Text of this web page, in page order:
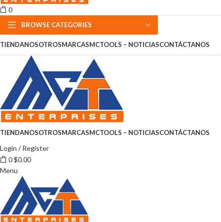
0
BROWSE CATEGORIES
TIENDANOSOTROSMARCASMCTOOLS – NOTICIASCONTÁCTANOS
TIENDANOSOTROSMARCASMCTOOLS – NOTICIASCONTÁCTANOS
Login / Register
0$0.00
Menu